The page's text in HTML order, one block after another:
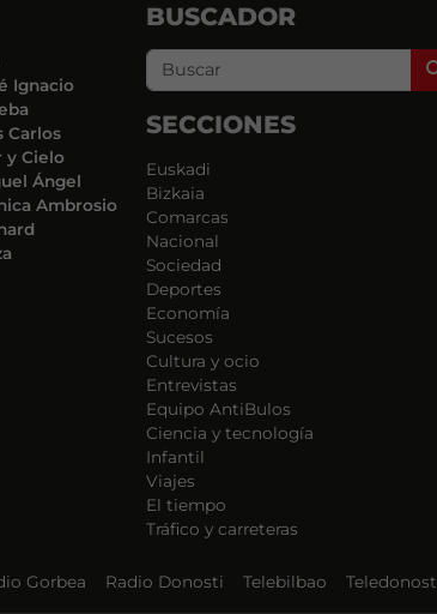
Ignacio
Carlos
y Cielo
Ángel
Ambrosio
BUSCADOR
SECCIONES
Euskadi
Bizkaia
Comarcas
Nacional
Sociedad
Deportes
Economía
Sucesos
Cultura y ocio
Entrevistas
Equipo AntiBulos
Ciencia y tecnología
Infantil
Viajes
El tiempo
Tráfico y carreteras
Gorbea Radio Donosti Telebilbao